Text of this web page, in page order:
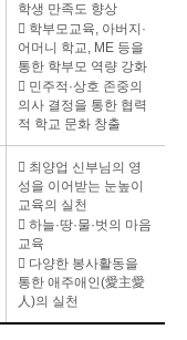
학생 만족도 향상
󰌛 학부모교육, 아버지·
어머니 학교, ME 등을
통한 학부모 역량 강화
󰌛 민주적·상호 존중의
의사 결정을 통한 협력
적 학교 문화 창출
󰌛 최양업 신부님의 영
성을 이어받는 눈높이
교육의 실천
󰌛 하늘·땅·물·벗의 마음
교육
󰌛 다양한 봉사활동을
통한 애주애인(愛主愛
人)의 실천